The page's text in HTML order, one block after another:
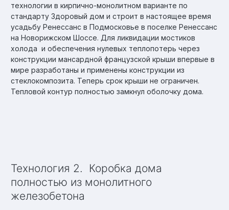
технологии в кирпично-монолитном варианте по
стандарту Здоровый дом и строит в настоящее время
усадьбу Ренессанс в Подмосковье в поселке Ренессанс
на Новорижском Шоссе. Для ликвидации мостиков
холода и обеспечения нулевых теплопотерь через
конструкции мансардной французской крыши впервые в
мире разработаны и применены конструкции из
стеклокомпозита. Теперь срок крыши не ограничен.
Тепловой контур полностью замкнул оболочку дома.
Технология 2. Коробка дома
полностью из монолитного
железобетона